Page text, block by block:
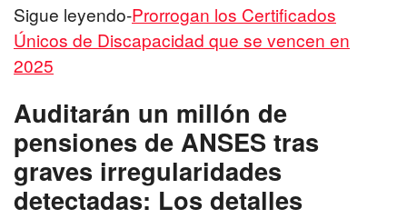
Sigue leyendo-Prorrogan los Certificados
Únicos de Discapacidad que se vencen en
2025
Auditarán un millón de
pensiones de ANSES tras
graves irregularidades
detectadas: Los detalles